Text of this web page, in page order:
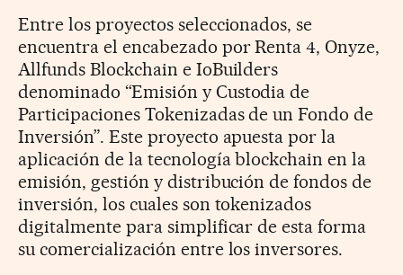
Entre los proyectos seleccionados, se
encuentra el encabezado por Renta 4, Onyze,
Allfunds Blockchain e IoBuilders
denominado “Emisión y Custodia de
Participaciones Tokenizadas de un Fondo de
Inversión”. Este proyecto apuesta por la
aplicación de la tecnología blockchain en la
emisión, gestión y distribución de fondos de
inversión, los cuales son tokenizados
digitalmente para simplificar de esta forma
su comercialización entre los inversores.